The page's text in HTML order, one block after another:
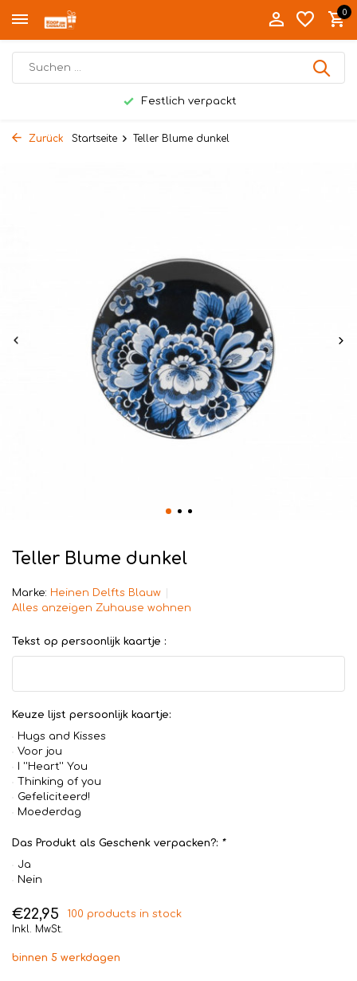
0
Festlich verpackt
Zurück Startseite Teller Blume dunkel
Teller Blume dunkel
Marke: Heinen Delfts Blauw
Alles anzeigen Zuhause wohnen
Tekst op persoonlijk kaartje :
Keuze lijst persoonlijk kaartje:
Hugs and Kisses
Voor jou
I ''Heart'' You
Thinking of you
Gefeliciteerd!
Moederdag
Das Produkt als Geschenk verpacken?: *
Ja
Nein
€22,95
100 products in stock
Inkl. MwSt.
binnen 5 werkdagen